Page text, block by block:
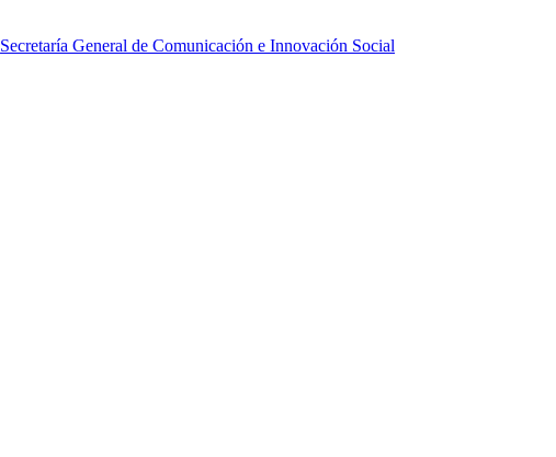
Secretaría General de Comunicación e Innovación Social